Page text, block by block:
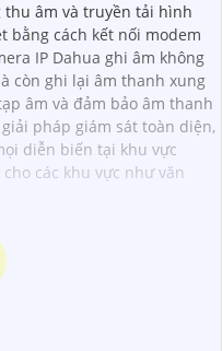
thu âm và truyền tải hình
bằng cách kết nối modem
IP Dahua ghi âm không
còn ghi lại âm thanh xung
âm và đảm bảo âm thanh
pháp giám sát toàn diện,
diễn biến tại khu vực
các khu vực như văn